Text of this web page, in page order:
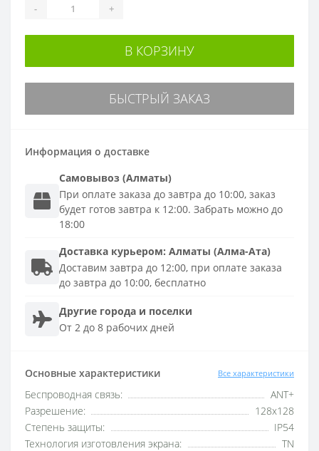
- +
В КОРЗИНУ
БЫСТРЫЙ ЗАКАЗ
Информация о доставке
Самовывоз (Алматы)
При оплате заказа до завтра до 10:00, заказ
будет готов завтра к 12:00. Забрать можно до
18:00
Доставка курьером: Алматы (Алма-Ата)
Доставим завтра до 12:00, при оплате заказа
до завтра до 10:00, бесплатно
Другие города и поселки
От 2 до 8 рабочих дней
Основные характеристики Все характеристики
Беспроводная связь:
ANT+
Разрешение:
128x128
Степень защиты:
IP54
Технология изготовления экрана:
TN